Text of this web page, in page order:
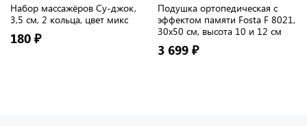
Набор массажёров Су-джок,
3,5 см, 2 кольца, цвет микс
180 ₽
Подушка ортопедическая с
эффектом памяти Fosta F 8021,
30х50 см, высота 10 и 12 см
3 699 ₽